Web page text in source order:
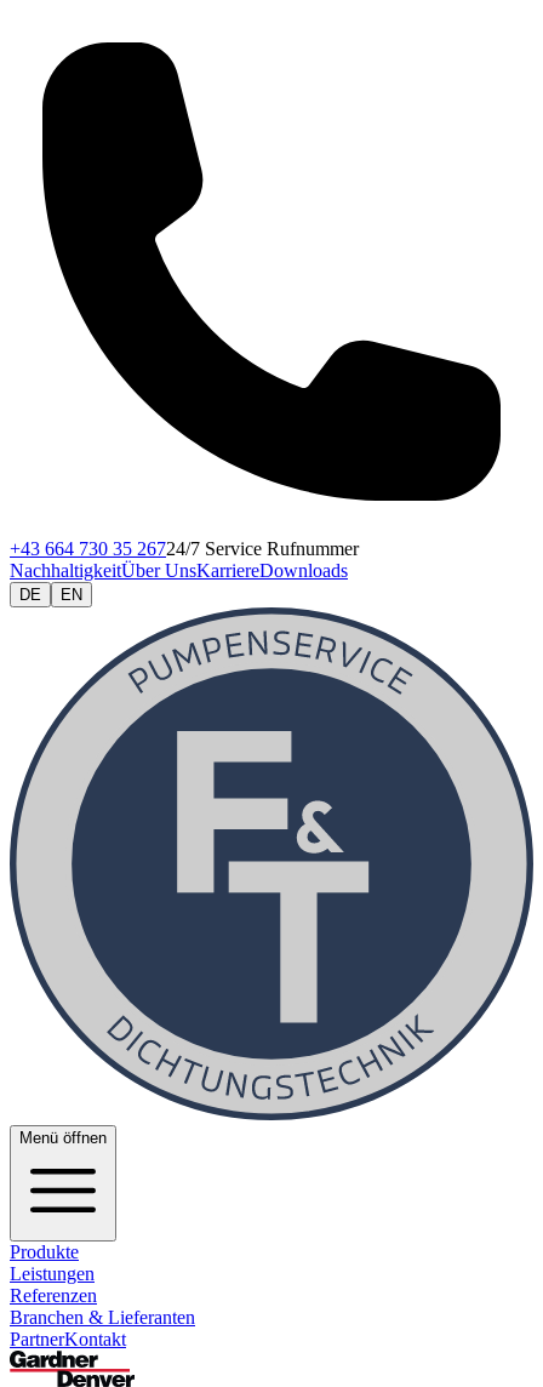
+43 664 730 35 26724/7 Service Rufnummer
NachhaltigkeitÜber UnsKarriereDownloads
DE EN
Menü öffnen
Produkte
Leistungen
Referenzen
Branchen & Lieferanten
PartnerKontakt